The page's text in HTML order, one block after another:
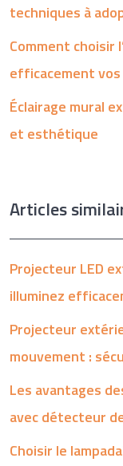
techniques à
Comment choisir
efficacement vos
Éclairage mural
et esthétique
Articles
Projecteur LED
illuminez
Projecteur
mouvement :
Les avantages
avec détecteur
Choisir le